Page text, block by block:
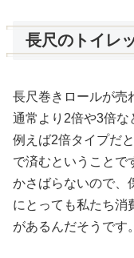
長尺のトイレ
長尺巻きロールが売
通常より2倍や3倍な
例えば2倍タイプだ
で済むということで
かさばらないので、
にとっても私たち消
があるんだそうです。